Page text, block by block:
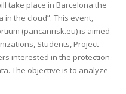
take place in Barcelona the
in the cloud”. This event,
(pancanrisk.eu) is aimed
Students, Project
interested in the protection
The objective is to analyze